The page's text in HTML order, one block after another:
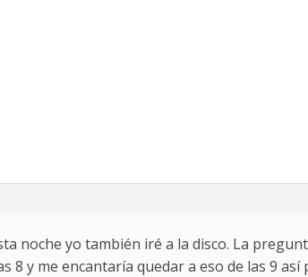
noche yo también iré a la disco. La
8 y me encantaría quedar a eso de las 9